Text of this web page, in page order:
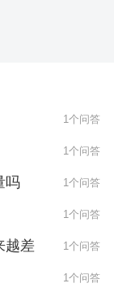
1个问答
1个问答
吗 1个问答
1个问答
越差 1个问答
1个问答